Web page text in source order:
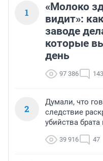
1
«Молоко
видит»:
заводе
которые
день
97 386 143
2
Думали, что
следствие
убийства
39 916 47